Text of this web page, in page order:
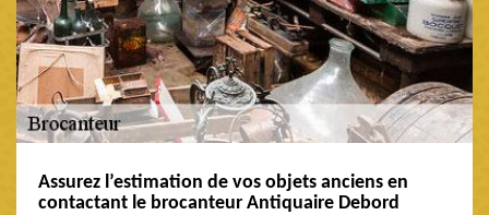
Assurez l’estimation de vos objets anciens en
contactant le brocanteur Antiquaire Debord